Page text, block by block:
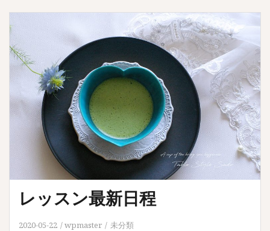
レッスン最新日程
2020-05-22 wpmaster 未分類